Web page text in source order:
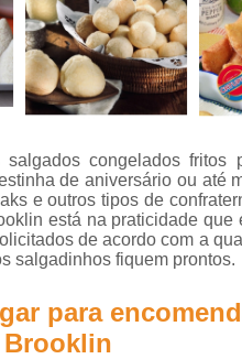
para festa
infantil
Salgados
para
revenda
salgados congelados
de aniversário ou até
e outros tipos de
está na praticidade
de acordo com a
salgadinhos fiquem prontos.
para
Brooklin